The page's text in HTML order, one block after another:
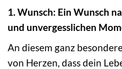
1. Wunsch: Ein Wunsch
und unvergesslichen
An diesem ganz
von Herzen, dass dein